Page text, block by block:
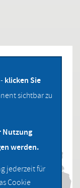
klicken Sie
sichtbar zu
Nutzung
werden.
jederzeit für
Cookie